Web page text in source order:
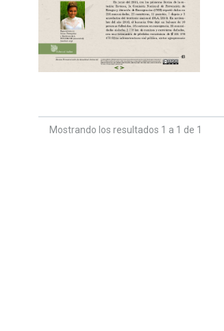
Mostrando los resultados 1 a 1 de 1